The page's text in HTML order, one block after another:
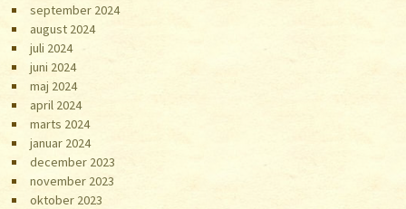
september 2024
august 2024
juli 2024
juni 2024
maj 2024
april 2024
marts 2024
januar 2024
december 2023
november 2023
oktober 2023